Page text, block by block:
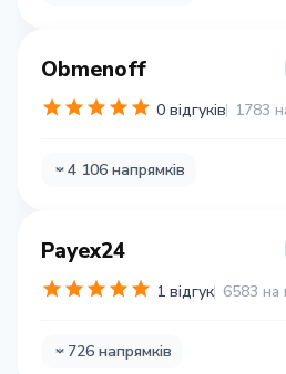
Obmenoff
0 відгуків 1783
4 106 напрямків
Payex24
1 відгук 6583 на
726 напрямків